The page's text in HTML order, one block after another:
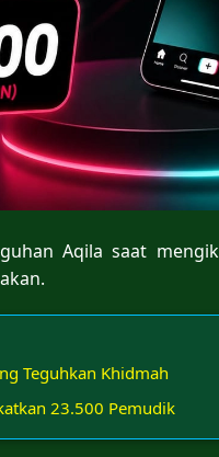
Aqila saat
Teguhkan Khidmah
23.500 Pemudik